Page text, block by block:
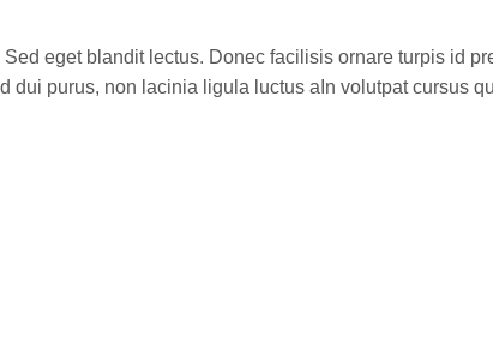
eget blandit lectus. Donec facilisis ornare turpis id
dui purus, non lacinia ligula luctus aIn volutpat cursus